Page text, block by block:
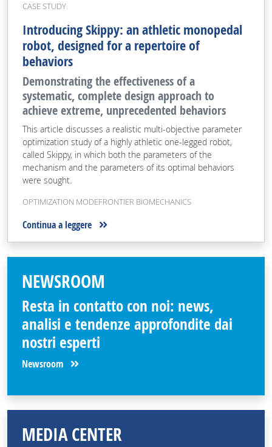
CASE STUDY
Introducing Skippy: an athletic monopedal
robot, designed for a repertoire of
behaviors
Demonstrating the effectiveness of a
systematic, complete design approach to
achieve extreme, unprecedented behaviors
This article discusses a realistic multi-objective parameter
optimization study of a highly athletic one-legged robot,
called Skippy, in which both the parameters of the
mechanism and the parameters of its optimal behaviors
were sought.
OPTIMIZATION MODEFRONTIER BIOMECHANICS
Continua a leggere
NEWSROOM
Resta in contatto con noi: news,
analisi e tendenze approfondite dai
nostri esperti
Newsroom
MEDIA CENTER